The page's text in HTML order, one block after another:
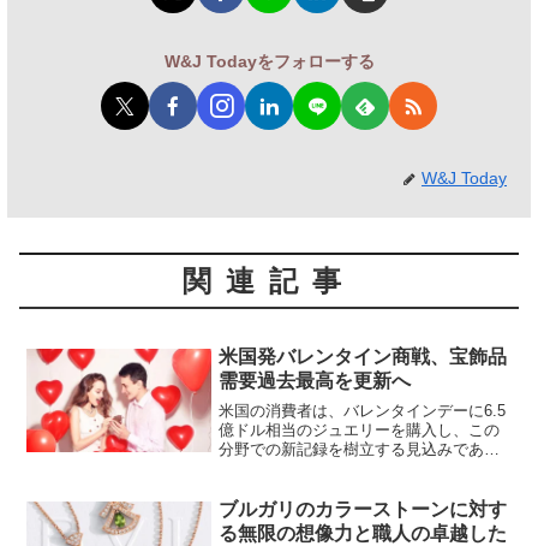
W&J Todayをフォローする
W&J Today
関連記事
米国発バレンタイン商戦、宝飾品
需要過去最高を更新へ
米国の消費者は、バレンタインデーに6.5
億ドル相当のジュエリーを購入し、この
分野での新記録を樹立する見込みである
出のカテゴリーで最高額となり、外食や
花、チョコレートを含...
ブルガリのカラーストーンに対す
る無限の想像力と職人の卓越した